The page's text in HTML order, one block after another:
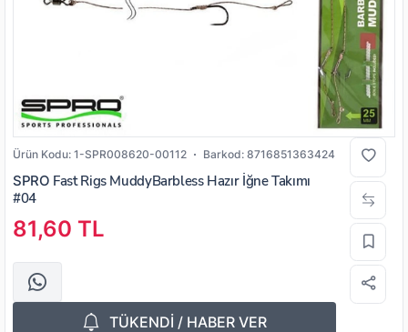
Ürün Kodu: 1-SPR008620-00112 Barkod: 8716851363424
SPRO Fast Rigs MuddyBarbless Hazır İğne Takımı
#04
81,60 TL
TÜKENDİ / HABER VER